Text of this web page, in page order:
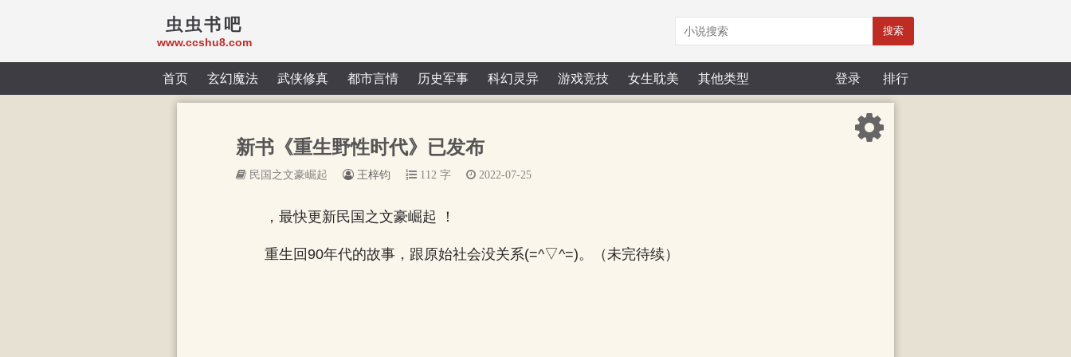
虫虫书吧
www.ccshu8.com
搜索
首页 玄幻魔法 武侠修真 都市言情 历史军事 科幻灵异 游戏竞技 女生耽美 其他类型 登录 排行
新书《重生野性时代》已发布
民国之文豪崛起 王梓钧 112 字 2022-07-25
，最快更新民国之文豪崛起 ！
重生回90年代的故事，跟原始社会没关系(=^▽^=)。（未完待续）